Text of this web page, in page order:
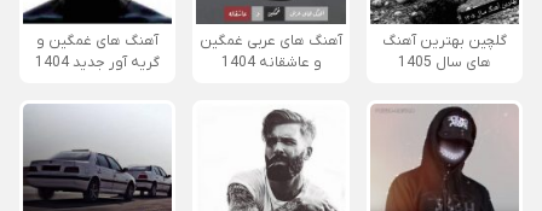
گلچین بهترین آهنگ
های سال 1405
آهنگ های عربی غمگین
و عاشقانه 1404
آهنگ های غمگین و
گریه آور جدید 1404